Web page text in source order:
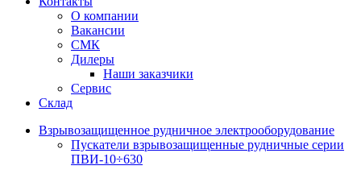
О компании
Вакансии
СМК
Дилеры
Наши заказчики
Сервис
Склад
Взрывозащищенное рудничное электрооборудование
Пускатели взрывозащищенные рудничные серии
ПВИ-10÷630